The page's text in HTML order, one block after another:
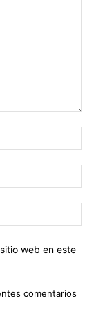
web en este
comentarios